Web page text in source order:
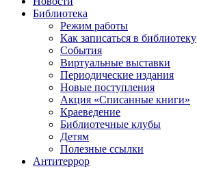
Библиотека
Режим работы
Как записаться в библиотеку
События
Виртуальные выставки
Периодические издания
Новые поступления
Акция «Списанные книги»
Краеведение
Библиотечные клубы
Детям
Полезные ссылки
Антитеррор